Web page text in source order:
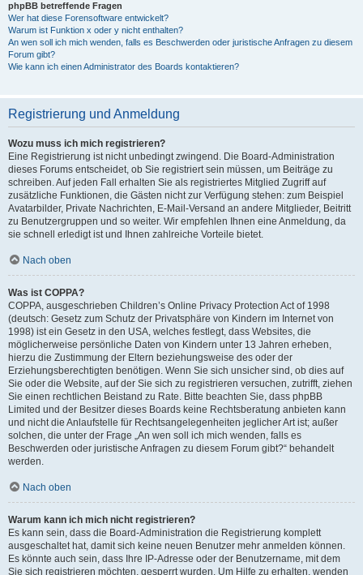
phpBB betreffende Fragen
Wer hat diese Forensoftware entwickelt?
Warum ist Funktion x oder y nicht enthalten?
An wen soll ich mich wenden, falls es Beschwerden oder juristische Anfragen zu diesem
Forum gibt?
Wie kann ich einen Administrator des Boards kontaktieren?
Registrierung und Anmeldung
Wozu muss ich mich registrieren?
Eine Registrierung ist nicht unbedingt zwingend. Die Board-Administration
dieses Forums entscheidet, ob Sie registriert sein müssen, um Beiträge zu
schreiben. Auf jeden Fall erhalten Sie als registriertes Mitglied Zugriff auf
zusätzliche Funktionen, die Gästen nicht zur Verfügung stehen: zum Beispiel
Avatarbilder, Private Nachrichten, E-Mail-Versand an andere Mitglieder, Beitritt
zu Benutzergruppen und so weiter. Wir empfehlen Ihnen eine Anmeldung, da
sie schnell erledigt ist und Ihnen zahlreiche Vorteile bietet.
Nach oben
Was ist COPPA?
COPPA, ausgeschrieben Children’s Online Privacy Protection Act of 1998
(deutsch: Gesetz zum Schutz der Privatsphäre von Kindern im Internet von
1998) ist ein Gesetz in den USA, welches festlegt, dass Websites, die
möglicherweise persönliche Daten von Kindern unter 13 Jahren erheben,
hierzu die Zustimmung der Eltern beziehungsweise des oder der
Erziehungsberechtigten benötigen. Wenn Sie sich unsicher sind, ob dies auf
Sie oder die Website, auf der Sie sich zu registrieren versuchen, zutrifft, ziehen
Sie einen rechtlichen Beistand zu Rate. Bitte beachten Sie, dass phpBB
Limited und der Besitzer dieses Boards keine Rechtsberatung anbieten kann
und nicht die Anlaufstelle für Rechtsangelegenheiten jeglicher Art ist; außer
solchen, die unter der Frage „An wen soll ich mich wenden, falls es
Beschwerden oder juristische Anfragen zu diesem Forum gibt?“ behandelt
werden.
Nach oben
Warum kann ich mich nicht registrieren?
Es kann sein, dass die Board-Administration die Registrierung komplett
ausgeschaltet hat, damit sich keine neuen Benutzer mehr anmelden können.
Es könnte auch sein, dass Ihre IP-Adresse oder der Benutzername, mit dem
Sie sich registrieren möchten, gesperrt wurden. Um Hilfe zu erhalten, wenden